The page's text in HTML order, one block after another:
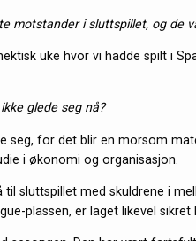
motstander i sluttspillet, og de
uke hvor vi hadde spilt i
glede seg nå?
seg, for det blir en morsom
i økonomi og organisasjon.
til sluttspillet med skuldrene i
plassen, er laget likevel sikret